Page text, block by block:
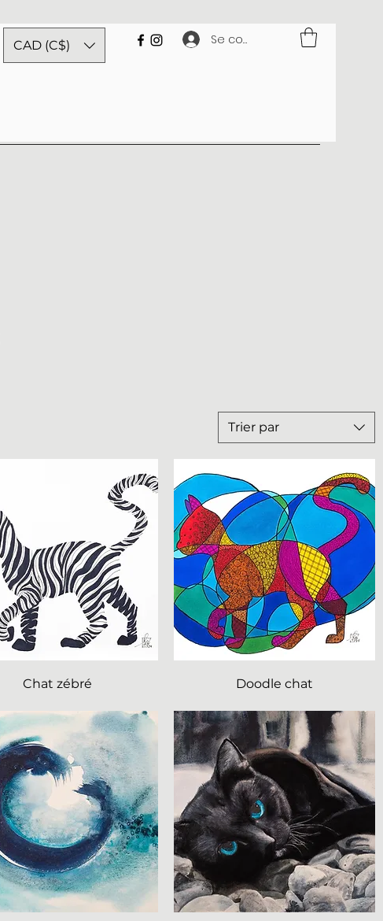
CAD (C$) Se connecter
Trier par
Chat zébré Doodle chat